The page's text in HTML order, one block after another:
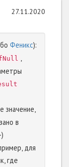
27.11.2020
Феникс):
значение,
в
для
где